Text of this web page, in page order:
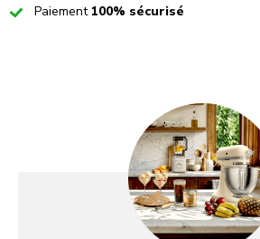
CheckedPaiement 100% sécurisé